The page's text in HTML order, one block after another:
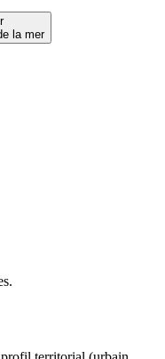
la mer